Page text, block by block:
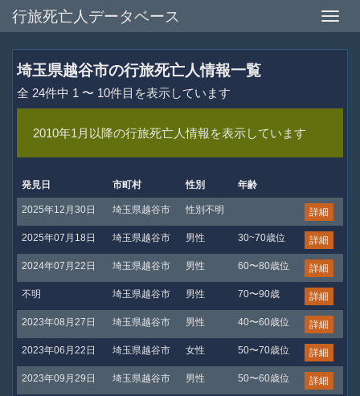
Toggle
行旅死亡人データベース
埼玉県越谷市の行旅死亡人情報一覧
全 24件中 1 〜 10件目を表示しています
2010年1月以降の行旅死亡人情報を表示しています
発見日 市町村 性別 年齢
2025年12月30日 埼玉県越谷市 性別不明 詳細
2025年07月18日 埼玉県越谷市 男性 30~70歳位 詳細
2024年07月22日 埼玉県越谷市 男性 60〜80歳位 詳細
不明 埼玉県越谷市 男性 70〜90歳 詳細
2023年08月27日 埼玉県越谷市 男性 40〜60歳位 詳細
2023年06月22日 埼玉県越谷市 女性 50〜70歳位 詳細
2023年09月29日 埼玉県越谷市 男性 50〜60歳位 詳細